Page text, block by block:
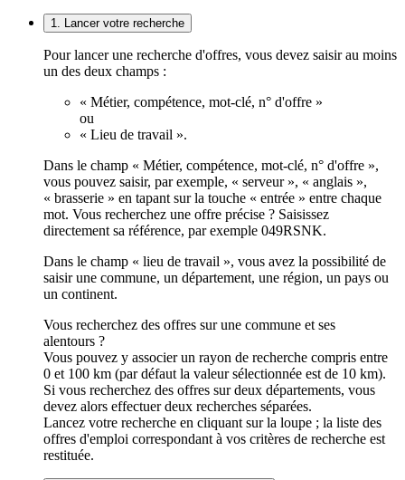
1. Lancer votre recherche
Pour lancer une recherche d'offres, vous devez saisir au moins
un des deux champs :
« Métier, compétence, mot-clé, n° d'offre »
ou
« Lieu de travail ».
Dans le champ « Métier, compétence, mot-clé, n° d'offre »,
vous pouvez saisir, par exemple, « serveur », « anglais »,
« brasserie » en tapant sur la touche « entrée » entre chaque
mot. Vous recherchez une offre précise ? Saisissez
directement sa référence, par exemple 049RSNK.
Dans le champ « lieu de travail », vous avez la possibilité de
saisir une commune, un département, une région, un pays ou
un continent.
Vous recherchez des offres sur une commune et ses
alentours ?
Vous pouvez y associer un rayon de recherche compris entre
0 et 100 km (par défaut la valeur sélectionnée est de 10 km).
Si vous recherchez des offres sur deux départements, vous
devez alors effectuer deux recherches séparées.
Lancez votre recherche en cliquant sur la loupe ; la liste des
offres d'emploi correspondant à vos critères de recherche est
restituée.